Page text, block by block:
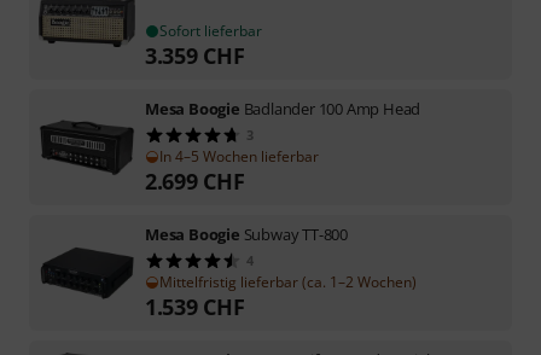
Sofort lieferbar
3.359 CHF
Mesa Boogie Badlander 100 Amp Head
3
In 4–5 Wochen lieferbar
2.699 CHF
Mesa Boogie Subway TT-800
4
Mittelfristig lieferbar (ca. 1–2 Wochen)
1.539 CHF